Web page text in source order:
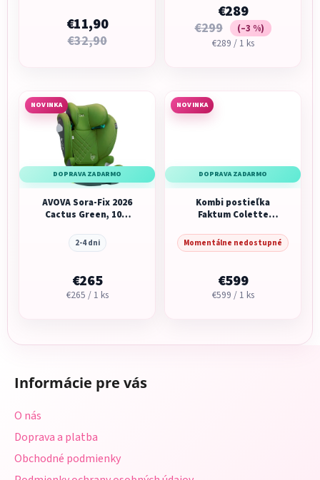
€11,90
€32,90
€289
€299
(–3 %)
Jednotková
€289 / 1 ks
NOVINKA
DOPRAVA ZADARMO
AVOVA Sora-Fix 2026
Cactus Green, 100-
2-4 dni
€265
Jednotková
€265 / 1 ks
NOVINKA
DOPRAVA ZADARMO
Kombi postieľka
Faktum Colette
Momentálne nedostupné
€599
Jednotková
€599 / 1 ks
Informácie pre vás
O nás
Doprava a platba
Obchodné podmienky